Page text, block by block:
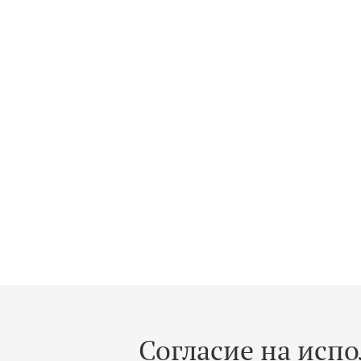
Согласие на